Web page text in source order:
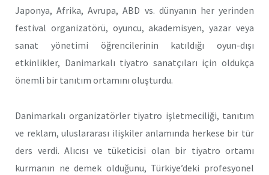
Japonya, Afrika, Avrupa, ABD vs. dünyanın her yerinden
festival organizatörü, oyuncu, akademisyen, yazar veya
sanat yönetimi öğrencilerinin katıldığı oyun-dışı
etkinlikler, Danimarkalı tiyatro sanatçıları için oldukça
önemli bir tanıtım ortamını oluşturdu.
Danimarkalı organizatörler tiyatro işletmeciliği, tanıtım
ve reklam, uluslararası ilişkiler anlamında herkese bir tür
ders verdi. Alıcısı ve tüketicisi olan bir tiyatro ortamı
kurmanın ne demek olduğunu, Türkiye’deki profesyonel